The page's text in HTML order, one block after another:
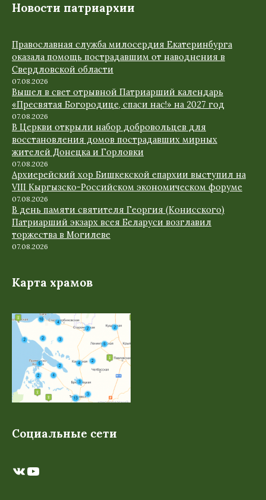
Новости патриархии
Православная служба милосердия Екатеринбурга
оказала помощь пострадавшим от наводнения в
Свердловской области
07.08.2026
Вышел в свет отрывной Патриарший календарь
«Пресвятая Богородице, спаси нас!» на 2027 год
07.08.2026
В Церкви открыли набор добровольцев для
восстановления домов пострадавших мирных
жителей Донецка и Горловки
07.08.2026
Архиерейский хор Бишкекской епархии выступил на
VIII Кыргызско-Российском экономическом форуме
07.08.2026
В день памяти святителя Георгия (Конисского)
Патриарший экзарх всея Беларуси возглавил
торжества в Могилеве
07.08.2026
Карта храмов
Социальные сети
ВКонтакте
YouTube